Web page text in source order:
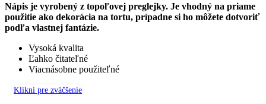
Klikni pre zväčšenie
Nápis je vyrobený z topoľovej preglejky. Je vhodný na priame
použitie ako dekorácia na tortu, prípadne si ho môžete dotvoriť
podľa vlastnej fantázie.
Vysoká kvalita
Ľahko čitateľné
Viacnásobne použiteľné